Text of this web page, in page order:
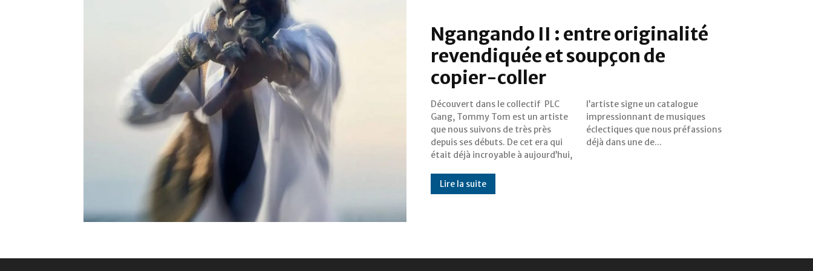
Ngangando II : entre originalité
revendiquée et soupçon de
copier-coller
Découvert dans le collectif PLC
Gang, Tommy Tom est un artiste
que nous suivons de très près
depuis ses débuts. De cet era qui
était déjà incroyable à aujourd’hui,
l’artiste signe un catalogue
impressionnant de musiques
éclectiques que nous préfassions
déjà dans une de...
Lire la suite